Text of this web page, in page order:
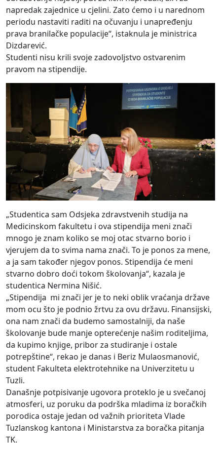
napredak zajednice u cjelini. Zato ćemo i u narednom
periodu nastaviti raditi na očuvanju i unapređenju
prava branilačke populacije“, istaknula je ministrica
Dizdarević.
Studenti nisu krili svoje zadovoljstvo ostvarenim
pravom na stipendije.
„Studentica sam Odsjeka zdravstvenih studija na
Medicinskom fakultetu i ova stipendija meni znači
mnogo je znam koliko se moj otac stvarno borio i
vjerujem da to svima nama znači. To je ponos za mene,
a ja sam također njegov ponos. Stipendija će meni
stvarno dobro doći tokom školovanja“, kazala je
studentica Nermina Nišić.
„Stipendija mi znači jer je to neki oblik vraćanja države
mom ocu što je podnio žrtvu za ovu državu. Finansijski,
ona nam znači da budemo samostalniji, da naše
školovanje bude manje opterećenje našim roditeljima,
da kupimo knjige, pribor za studiranje i ostale
potrepštine“, rekao je danas i Beriz Mulaosmanović,
student Fakulteta elektrotehnike na Univerzitetu u
Tuzli.
Današnje potpisivanje ugovora proteklo je u svečanoj
atmosferi, uz poruku da podrška mladima iz boračkih
porodica ostaje jedan od važnih prioriteta Vlade
Tuzlanskog kantona i Ministarstva za boračka pitanja
TK.